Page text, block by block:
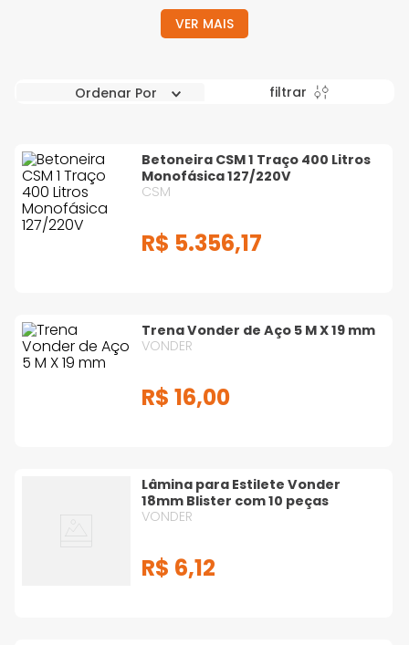
Estiletes
Ferramentas
Pneumáticas
Ferro de Solda
Formão
Marcadores Industriais
VER MAIS
Ordenar Por filtrar
Betoneira CSM 1 Traço 400 Litros
Monofásica 127/220V
CSM
R$ 5.356,17
Trena Vonder de Aço 5 M X 19 mm
VONDER
R$ 16,00
Lâmina para Estilete Vonder
18mm Blister com 10 peças
VONDER
R$ 6,12